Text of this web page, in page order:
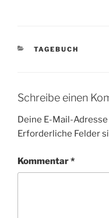
KATEGORIEN
TAGEBUCH
Schreibe einen
Deine E-Mail-
Erforderliche Felder
Kommentar*